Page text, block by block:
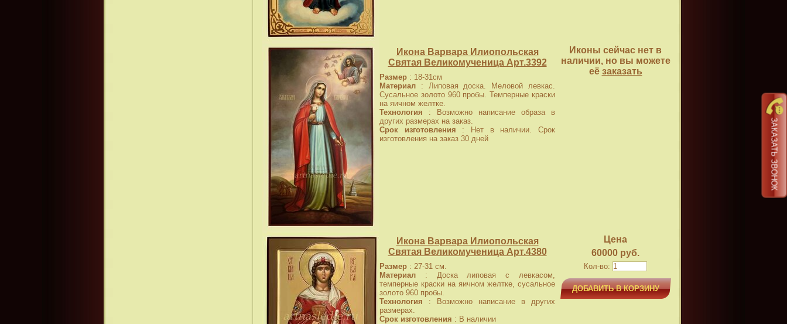
Икона Варвара Илиопольская
Святая Великомученица Арт.3392
Размер : 18-31см
Материал : Липовая доска. Меловой левкас.
Сусальное золото 960 пробы. Темперные краски
на яичном желтке.
Технология : Возможно написание образа в
других размерах на заказ.
Срок изготовления : Нет в наличии. Срок
изготовления на заказ 30 дней
Иконы сейчас нет в
наличии, но вы можете
её заказать
Икона Варвара Илиопольская
Святая Великомученица Арт.4380
Размер : 27-31 см.
Материал : Доска липовая с левкасом,
темперные краски на яичном желтке, сусальное
золото 960 пробы.
Технология : Возможно написание в других
размерах.
Срок изготовления : В наличии
Цена
60000 руб.
Кол-во:
ДОБАВИТЬ В КОРЗИНУ
ЗАКАЗАТЬ ЗВОНОК